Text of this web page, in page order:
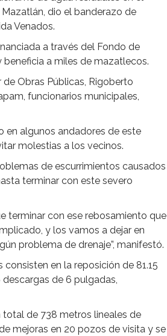
dio el banderazo de
Venados.
a través del Fondo de
a miles de mazatlecos.
Obras Públicas, Rigoberto
funcionarios municipales,
en algunos andadores de este
molestias a los vecinos.
de escurrimientos causados
terminar con este severo
terminar con ese rebosamiento que
y los vamos a dejar en
problema de drenaje”, manifestó.
en la reposición de 81.15
de 6 pulgadas,
total de 738 metros lineales de
mejoras en 20 pozos de visita y se